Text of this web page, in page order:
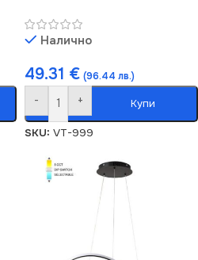
Налично
49.31 € (96.44 лв.)
- + Купи
SKU: VT-999